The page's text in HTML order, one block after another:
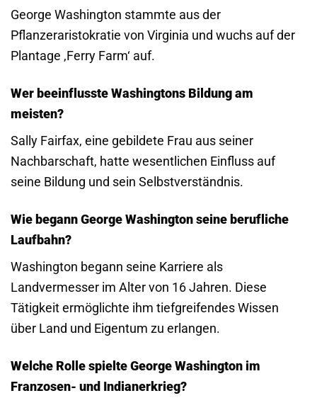
George Washington stammte aus der
Pflanzeraristokratie von Virginia und wuchs auf der
Plantage ‚Ferry Farm‘ auf.
Wer beeinflusste Washingtons Bildung am
meisten?
Sally Fairfax, eine gebildete Frau aus seiner
Nachbarschaft, hatte wesentlichen Einfluss auf
seine Bildung und sein Selbstverständnis.
Wie begann George Washington seine berufliche
Laufbahn?
Washington begann seine Karriere als
Landvermesser im Alter von 16 Jahren. Diese
Tätigkeit ermöglichte ihm tiefgreifendes Wissen
über Land und Eigentum zu erlangen.
Welche Rolle spielte George Washington im
Franzosen- und Indianerkrieg?